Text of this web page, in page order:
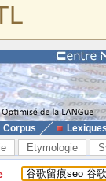
Corpus
Etymologie